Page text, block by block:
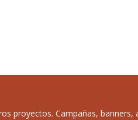
proyectos. Campañas, banners,